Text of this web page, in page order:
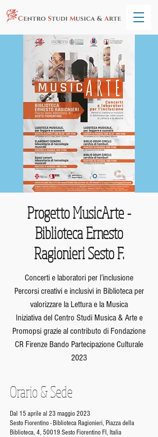
Progetto MusicArte -
Biblioteca Ernesto
Ragionieri Sesto F.
Concerti e laboratori per l’inclusione
Percorsi creativi e inclusivi in Biblioteca per
valorizzare la Lettura e la Musica
Iniziativa del Centro Studi Musica & Arte e
Promopsi grazie al contributo di Fondazione
CR Firenze Bando Partecipazione Culturale
2023
Orario & Sede
Dal 15 aprile al 23 maggio 2023
Sesto Fiorentino - Biblioteca Ragionieri, Piazza della
Biblioteca, 4, 50019 Sesto Fiorentino FI, Italia